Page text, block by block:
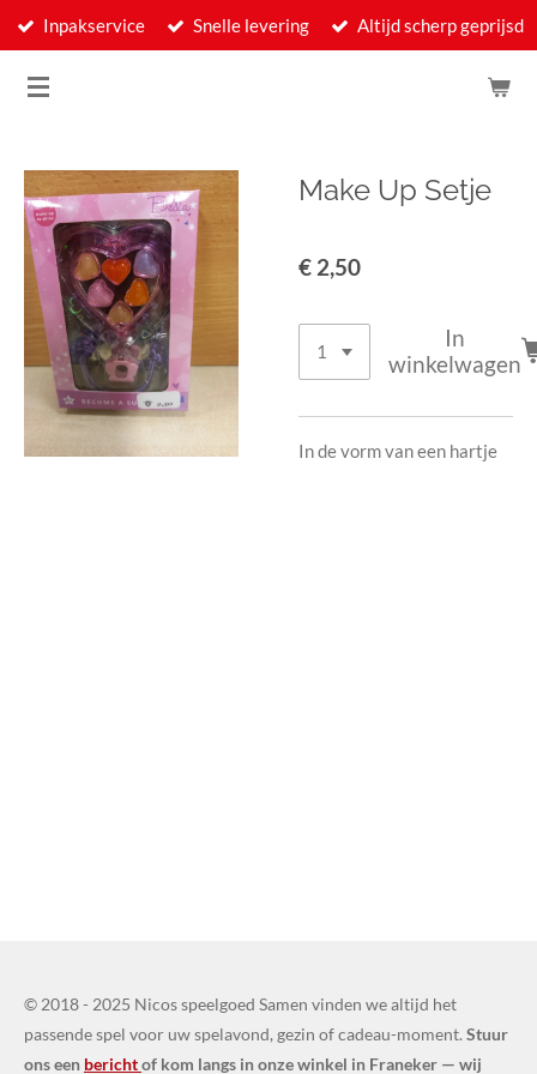
Ga
naar
Inpakservice Snelle levering Altijd scherp geprijsd
Make Up Setje
€ 2,50
In
winkelwagen
In de vorm van een hartje
© 2018 - 2025 Nicos speelgoed Samen vinden we altijd het
passende spel voor uw spelavond, gezin of cadeau-moment. Stuur
ons een berichtof kom langs in onze winkel in Franeker — wij